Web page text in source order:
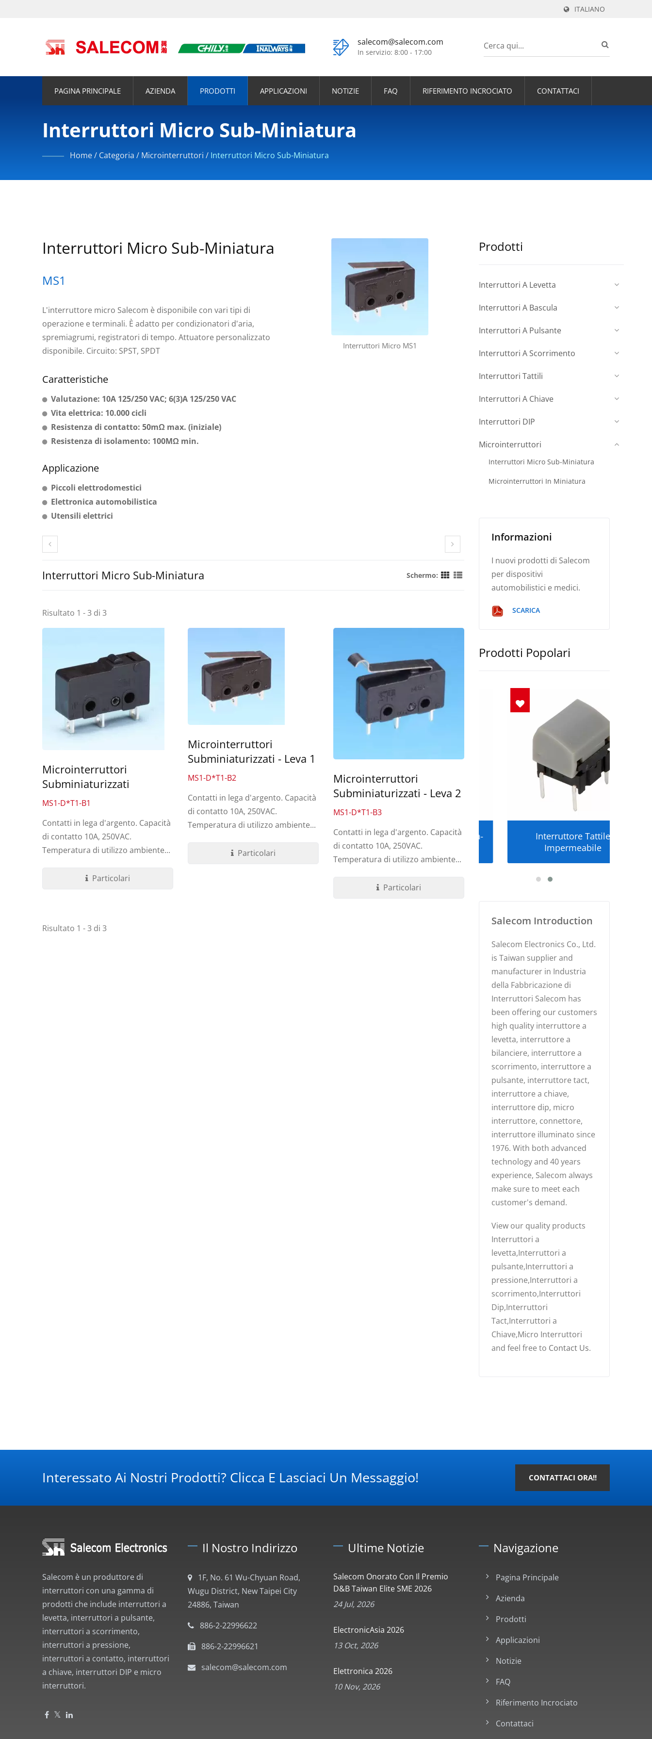
ITALIANO
salecom@salecom.com
In servizio: 8:00 - 17:00
PAGINA PRINCIPALE AZIENDA PRODOTTI APPLICAZIONI NOTIZIE FAQ RIFERIMENTO INCROCIATO CONTATTACI
Interruttori Micro Sub-Miniatura
Home/ Categoria / Microinterruttori / Interruttori Micro Sub-Miniatura
Interruttori Micro MS1
Interruttori Micro Sub-Miniatura
MS1
L'interruttore micro Salecom è disponibile con vari tipi di
operazione e terminali. È adatto per condizionatori d'aria,
spremiagrumi, registratori di tempo. Attuatore personalizzato
disponibile. Circuito: SPST, SPDT
Caratteristiche
Valutazione: 10A 125/250 VAC; 6(3)A 125/250 VAC
Vita elettrica: 10.000 cicli
Resistenza di contatto: 50mΩ max. (iniziale)
Resistenza di isolamento: 100MΩ min.
Applicazione
Piccoli elettrodomestici
Elettronica automobilistica
Utensili elettrici
Interruttori Micro Sub-Miniatura Schermo:
Risultato 1 - 3 di 3
Microinterruttori
Subminiaturizzati
MS1-D*T1-B1
Contatti in lega d'argento. Capacità
di contatto 10A, 250VAC.
Temperatura di utilizzo ambiente...
Particolari
Microinterruttori
Subminiaturizzati - Leva 1
MS1-D*T1-B2
Contatti in lega d'argento. Capacità
di contatto 10A, 250VAC.
Temperatura di utilizzo ambiente...
Particolari
Microinterruttori
Subminiaturizzati - Leva 2
MS1-D*T1-B3
Contatti in lega d'argento. Capacità
di contatto 10A, 250VAC.
Temperatura di utilizzo ambiente...
Particolari
Risultato 1 - 3 di 3
Prodotti
Interruttori A Levetta
Interruttori A Bascula
Interruttori A Pulsante
Interruttori A Scorrimento
Interruttori Tattili
Interruttori A Chiave
Interruttori DIP
Microinterruttori
Interruttori Micro Sub-Miniatura
Microinterruttori In Miniatura
Informazioni
I nuovi prodotti di Salecom
per dispositivi
automobilistici e medici.
SCARICA
Prodotti Popolari
Interruttore A Levette Ultra-
Miniaturizzato
Impermeabile
Interruttore A Levette Ultra-
Miniaturizzato
Interruttore Tattile
Impermeabile
Salecom Introduction
Salecom Electronics Co., Ltd.
is Taiwan supplier and
manufacturer in Industria
della Fabbricazione di
Interruttori Salecom has
been offering our customers
high quality interruttore a
levetta, interruttore a
bilanciere, interruttore a
scorrimento, interruttore a
pulsante, interruttore tact,
interruttore a chiave,
interruttore dip, micro
interruttore, connettore,
interruttore illuminato since
1976. With both advanced
technology and 40 years
experience, Salecom always
make sure to meet each
customer's demand.
View our quality products
Interruttori a
levetta,Interruttori a
pulsante,Interruttori a
pressione,Interruttori a
scorrimento,Interruttori
Dip,Interruttori
Tact,Interruttori a
Chiave,Micro Interruttori
and feel free to Contact Us.
Interessato Ai Nostri Prodotti? Clicca E Lasciaci Un Messaggio! CONTATTACI ORA!!
Salecom è un produttore di
interruttori con una gamma di
prodotti che include interruttori a
levetta, interruttori a pulsante,
interruttori a scorrimento,
interruttori a pressione,
interruttori a contatto, interruttori
a chiave, interruttori DIP e micro
interruttori.
Il Nostro Indirizzo
1F, No. 61 Wu-Chyuan Road,
Wugu District, New Taipei City
24886, Taiwan
886-2-22996622
886-2-22996621
salecom@salecom.com
Ultime Notizie
Salecom Onorato Con Il Premio
D&B Taiwan Elite SME 2026
24 Jul, 2026
ElectronicAsia 2026
13 Oct, 2026
Elettronica 2026
10 Nov, 2026
Navigazione
Pagina Principale
Azienda
Prodotti
Applicazioni
Notizie
FAQ
Riferimento Incrociato
Contattaci